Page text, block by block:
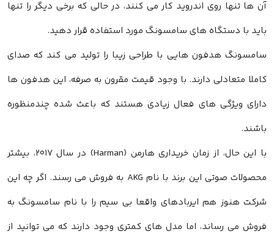
آن ها تنها روی اندروید کار می کنند، در حالی که برخی دیگر را تنها
باید با دستگاه های سامسونگ مورد استفاده قرار دهید.
سامسونگ هدفون هایی با طراحی زیبا را تولید می کند که صدای
کاملا متعادلی دارند. با وجود قیمت مقرون به صرفه، این هدفون ها
دارای ویژگی های فعال زیادی هستند که باعث شده چندمنظوره
باشند.
با این حال، از زمان خریداری هارمن (Harman) در سال ۲۰۱۷، بیشتر
محصولات صوتی این برند با نام AKG به فروش می رسند. اگر چه این
شرکت هنوز هم ایربادهای واقعا بی سیم را با نام سامسونگ به
فروش می رساند، اما مدل های کمتری وجود دارند که می توانید از